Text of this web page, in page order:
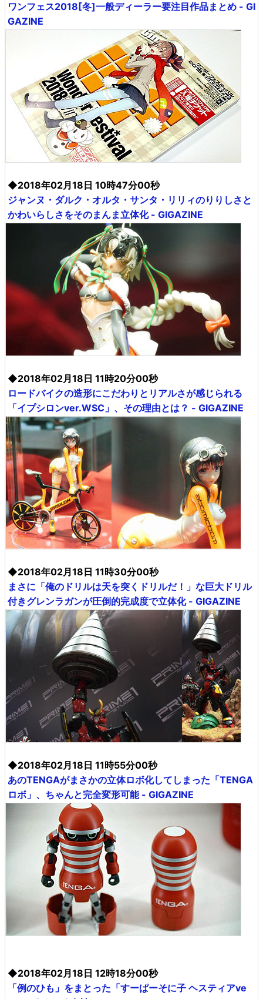
ワンフェス2018[冬]一般ディーラー要注目作品まとめ - GI
GAZINE
◆2018年02月18日 10時47分00秒
ジャンヌ・ダルク・オルタ・サンタ・リリィのりりしさと
かわいらしさをそのまんま立体化 - GIGAZINE
◆2018年02月18日 11時20分00秒
ロードバイクの造形にこだわりとリアルさが感じられる
「イプシロンver.WSC」、その理由とは？ - GIGAZINE
◆2018年02月18日 11時30分00秒
まさに「俺のドリルは天を突くドリルだ！」な巨大ドリル
付きグレンラガンが圧倒的完成度で立体化 - GIGAZINE
◆2018年02月18日 11時55分00秒
あのTENGAがまさかの立体ロボ化してしまった「TENGA
ロボ」、ちゃんと完全変形可能 - GIGAZINE
◆2018年02月18日 12時18分00秒
「例のひも」をまとった「すーぱーそに子 ヘスティアve